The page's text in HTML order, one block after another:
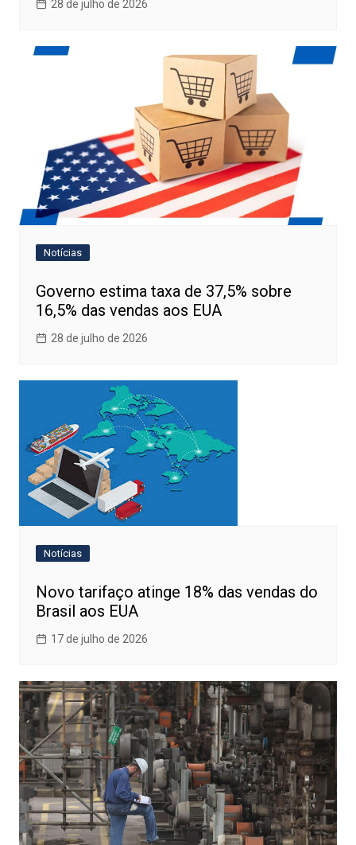
28 de julho de 2026
Notícias
Governo estima taxa de 37,5% sobre
16,5% das vendas aos EUA
28 de julho de 2026
Notícias
Novo tarifaço atinge 18% das vendas do
Brasil aos EUA
17 de julho de 2026